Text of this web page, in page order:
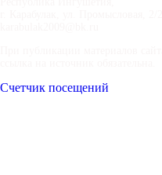
Счетчик посещений